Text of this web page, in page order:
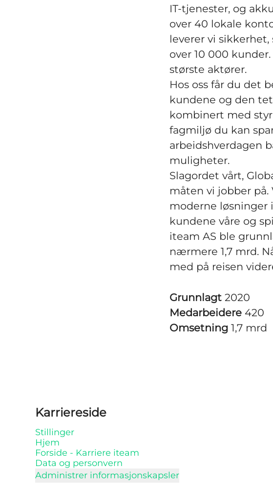
IT-tjenester, og
over 40 lokale
leverer vi
over 10 000
største aktører.
Hos oss får du det
kundene og den
kombinert med
fagmiljø du kan
arbeidshverdagen
muligheter.
Slagordet vårt,
måten vi jobber
moderne løsninger
kundene våre og
iteam AS ble
nærmere 1,7 mrd.
med på reisen
Grunnlagt 2020
Medarbeidere 420
Omsetning 1,7 mrd
Karriereside
Stillinger
Hjem
Forside - Karriere iteam
Data og personvern
Administrer informasjonskapsler